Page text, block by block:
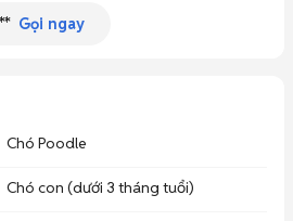
Gọi ngay
Chó Poodle
Chó con (dưới 3 tháng tuổi)